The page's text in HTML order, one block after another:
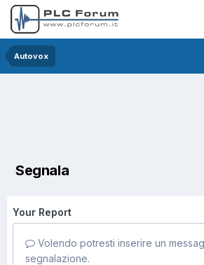
Autovox
Segnala
Your Report
Volendo potresti inserire un
segnalazione.